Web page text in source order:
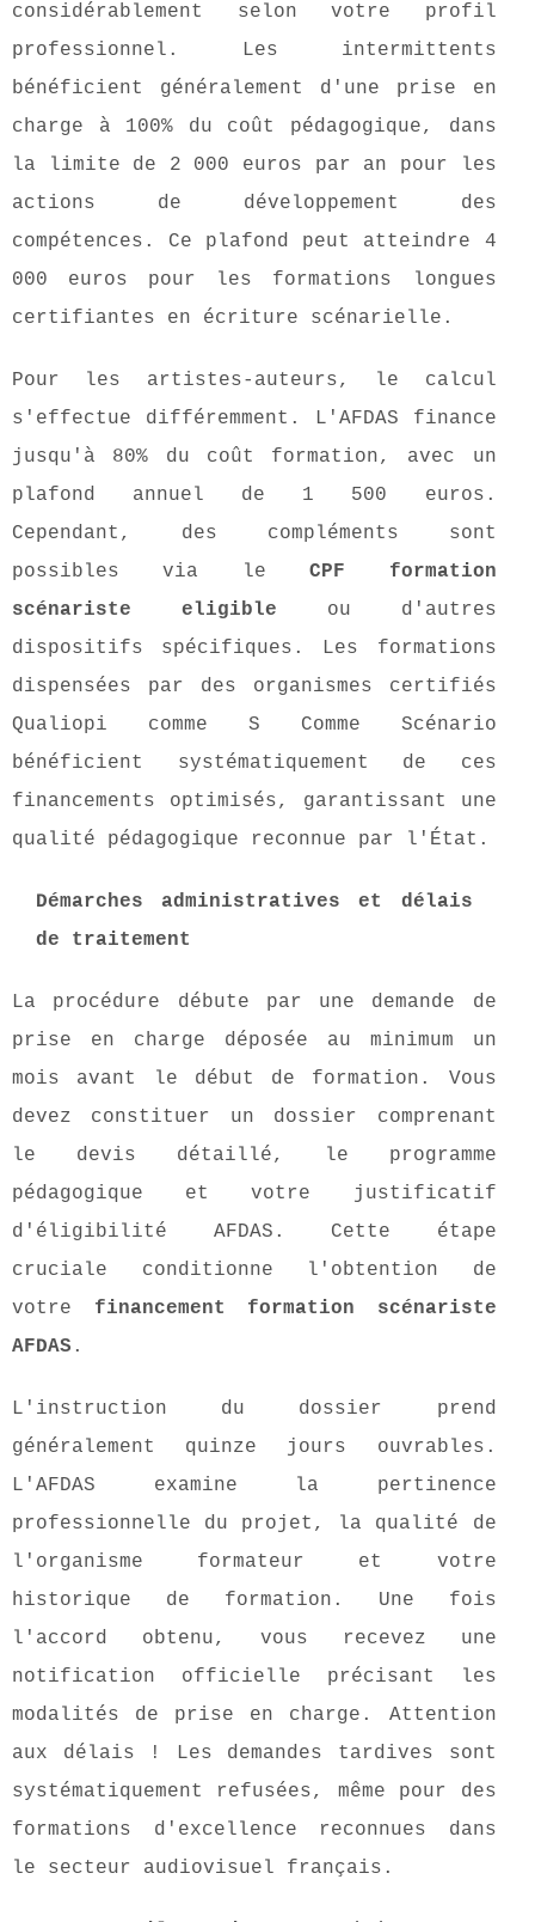
considérablement selon votre profil
professionnel. Les intermittents
bénéficient généralement d'une prise en
charge à 100% du coût pédagogique, dans
la limite de 2 000 euros par an pour les
actions de développement des
compétences. Ce plafond peut atteindre 4
000 euros pour les formations longues
certifiantes en écriture scénarielle.
Pour les artistes-auteurs, le calcul
s'effectue différemment. L'AFDAS finance
jusqu'à 80% du coût formation, avec un
plafond annuel de 1 500 euros.
Cependant, des compléments sont
possibles via leCPF formation
scénariste eligible ou d'autres
dispositifs spécifiques. Les formations
dispensées par des organismes certifiés
Qualiopi comme S Comme Scénario
bénéficient systématiquement de ces
financements optimisés, garantissant une
qualité pédagogique reconnue par l'État.
Démarches administratives et délais
de traitement
La procédure débute par une demande de
prise en charge déposée au minimum un
mois avant le début de formation. Vous
devez constituer un dossier comprenant
le devis détaillé, le programme
pédagogique et votre justificatif
d'éligibilité AFDAS. Cette étape
cruciale conditionne l'obtention de
votre financement formation scénariste
AFDAS .
L'instruction du dossier prend
généralement quinze jours ouvrables.
L'AFDAS examine la pertinence
professionnelle du projet, la qualité de
l'organisme formateur et votre
historique de formation. Une fois
l'accord obtenu, vous recevez une
notification officielle précisant les
modalités de prise en charge. Attention
aux délais ! Les demandes tardives sont
systématiquement refusées, même pour des
formations d'excellence reconnues dans
le secteur audiovisuel français.